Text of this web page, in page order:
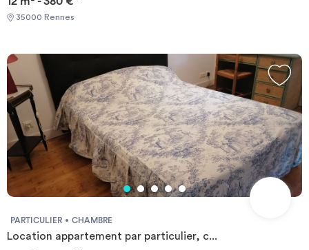
35000 Rennes
PARTICULIER CHAMBRE
Location appartement par particulier, c...